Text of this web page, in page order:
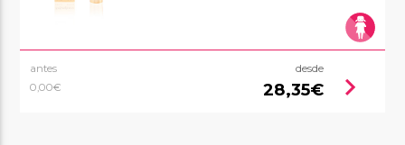
antes
0,00€
desde
28,35€ chevron_right